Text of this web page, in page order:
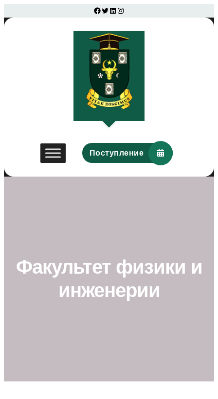
Facebook
Twitter
LinkedIn
Instagram
Поступление
Факультет физики и
инженерии